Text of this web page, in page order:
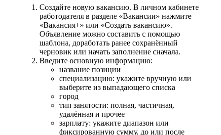
Создайте новую вакансию. В личном кабинете
работодателя в разделе «Вакансии» нажмите
«Вакансия+» или «Создать вакансию».
Объявление можно составить с помощью
шаблона, доработать ранее сохранённый
черновик или начать заполнение сначала.
Введите основную информацию:
название позиции
специализацию: укажите вручную или
выберите из выпадающего списка
город
тип занятости: полная, частичная,
удалённая и прочее
зарплату: укажите диапазон или
фиксированную сумму, до или после